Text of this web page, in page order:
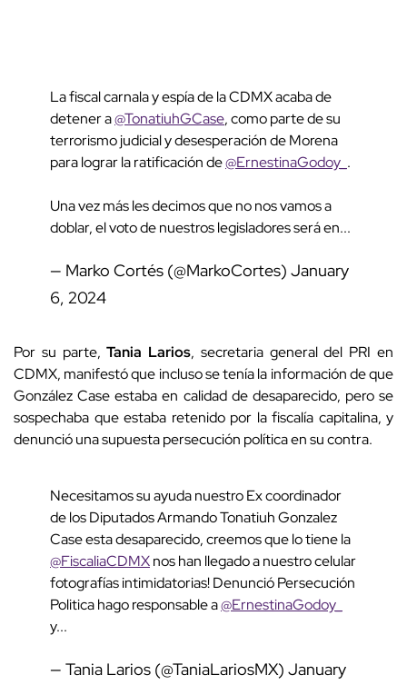
La fiscal carnala y espía de la CDMX acaba de
detener a@TonatiuhGCase, como parte de su
terrorismo judicial y desesperación de Morena
para lograr la ratificación de@ErnestinaGodoy_ .
Una vez más les decimos que no nos vamos a
doblar, el voto de nuestros legisladores será en...
— Marko Cortés (@MarkoCortes) January
6, 2024
Por su parte,Tania Larios, secretaria general del PRI en
CDMX, manifestó que incluso se tenía la información de que
González Case estaba en calidad de desaparecido, pero se
sospechaba que estaba retenido por la fiscalía capitalina, y
denunció una supuesta persecución política en su contra.
Necesitamos su ayuda nuestro Ex coordinador
de los Diputados Armando Tonatiuh Gonzalez
Case esta desaparecido, creemos que lo tiene la
@FiscaliaCDMXnos han llegado a nuestro celular
fotografías intimidatorias! Denunció Persecución
Politica hago responsable a@ErnestinaGodoy_
y...
— Tania Larios (@TaniaLariosMX) January